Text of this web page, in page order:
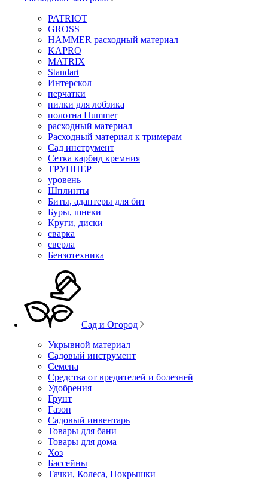
PATRIOT
GROSS
HAMMER расходный материал
KAPRO
MATRIX
Standart
Интерскол
перчатки
пилки для лобзика
полотна Hummer
расходный материал
Расходный материал к тримерам
Сад инструмент
Сетка карбид кремния
ТРУППЕР
уровень
Шплинты
Биты, адаптеры для бит
Буры, шнеки
Круги, диски
сварка
сверла
Бензотехника
Сад и Огород
Укрывной материал
Садовый инструмент
Семена
Средства от вредителей и болезней
Удобрения
Грунт
Газон
Садовый инвентарь
Товары для бани
Товары для дома
Хоз
Бассейны
Тачки, Колеса, Покрышки